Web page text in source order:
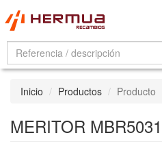
Inicio Productos Producto
MERITOR